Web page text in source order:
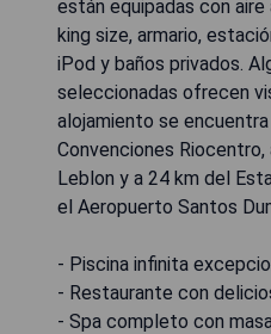
están equipadas con
king size, armario,
iPod y baños privados.
seleccionadas ofrecen
alojamiento se
Convenciones
Leblon y a 24 km del
el Aeropuerto Santos
- Piscina infinita
- Restaurante con
- Spa completo con